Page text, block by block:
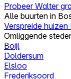
Probeer Walter
Alle buurten in
Verspreide
Omliggende
Boijl
Doldersum
Elsloo
Frederiksoord